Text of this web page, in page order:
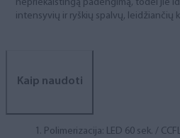
nepriekaištingą padengimą, todėl jie
intensyvių ir ryškių spalvų, leidžiančių
Kaip naudoti
Polimerizacija: LED 60 sek. /